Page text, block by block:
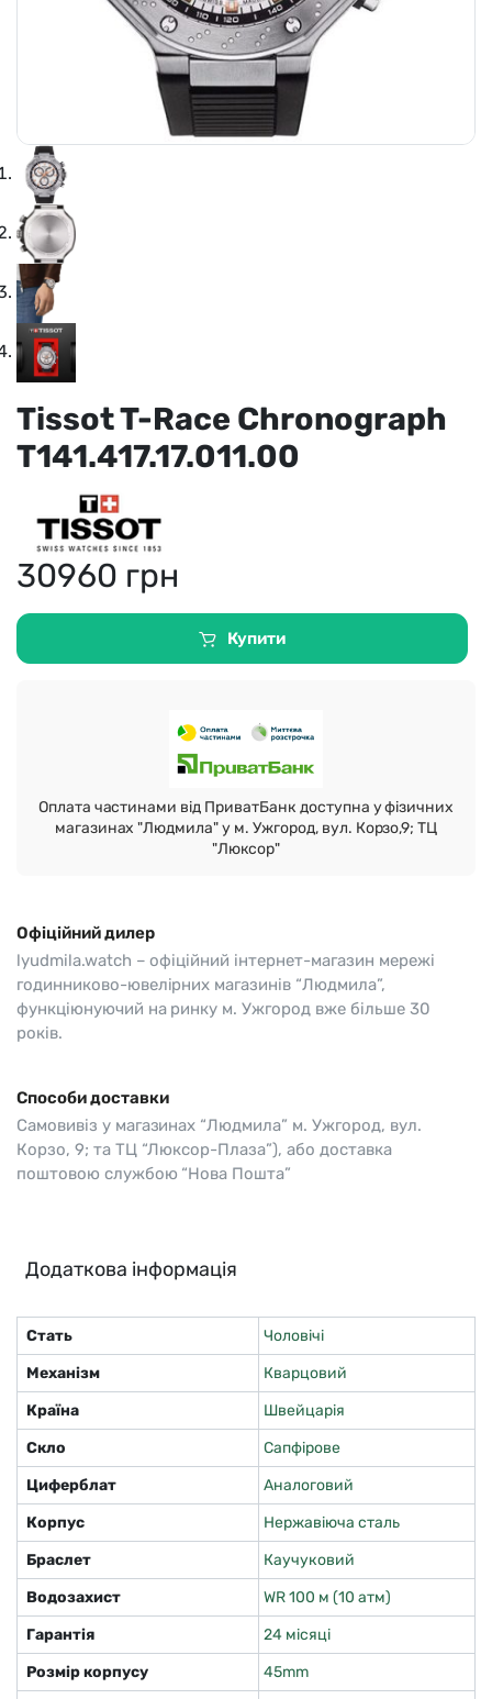
Tissot T-Race Chronograph
T141.417.17.011.00
30960 грн
Купити
Оплата частинами від ПриватБанк доступна у фізичних
магазинах "Людмила" у м. Ужгород, вул. Корзо,9; ТЦ
"Люксор"
Офіційний дилер
lyudmila.watch – офіційний інтернет-магазин мережі
годинниково-ювелірних магазинів “Людмила”,
функціюнуючий на ринку м. Ужгород вже більше 30
років.
Способи доставки
Самовивіз у магазинах “Людмила” м. Ужгород, вул.
Корзо, 9; та ТЦ “Люксор-Плаза”), або доставка
поштовою службою “Нова Пошта”
Додаткова інформація
Стать
Чоловічі
Механізм
Кварцовий
Країна
Швейцарія
Скло
Сапфірове
Циферблат
Аналоговий
Корпус
Нержавіюча сталь
Браслет
Каучуковий
Водозахист
WR 100 м (10 атм)
Гарантія
24 місяці
Розмір корпусу
45mm